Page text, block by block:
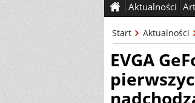
Aktualności
Start Aktualności
EVGA